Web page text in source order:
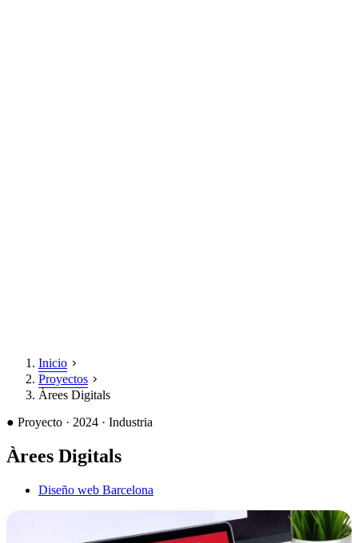
Inicio
Proyectos
Àrees Digitals
● Proyecto · 2024 · Industria
Àrees Digitals
Diseño web Barcelona